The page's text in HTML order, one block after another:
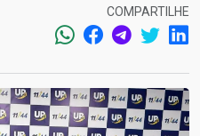
COMPARTILHE